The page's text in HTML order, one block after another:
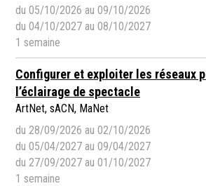
du 05/10/2026 au 09/10/2026
du 04/10/2027 au 08/10/2027
1 semaine
Configurer et exploiter les réseaux
l’éclairage de spectacle
ArtNet, sACN, MaNet
du 28/09/2026 au 02/10/2026
du 05/04/2027 au 09/04/2027
du 27/09/2027 au 01/10/2027
1 semaine